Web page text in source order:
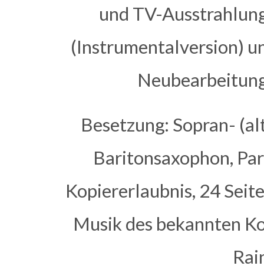
und TV-
(Instrumentalversion)
Besetzung: Sopran-
Baritonsaxophon,
Kopiererlaubnis, 24
Musik des bekannten